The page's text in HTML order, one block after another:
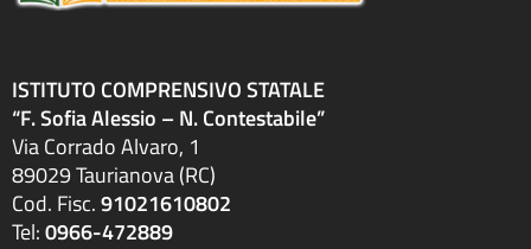
ISTITUTO COMPRENSIVO STATALE
“F. Sofia Alessio – N. Contestabile”
Via Corrado Alvaro, 1
89029 Taurianova (RC)
Cod. Fisc.91021610802
Tel:0966-472889